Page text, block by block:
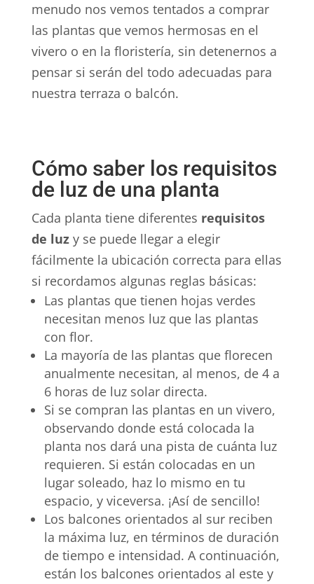
menudo nos vemos tentados a comprar
las plantas que vemos hermosas en el
vivero o en la floristería, sin detenernos a
pensar si serán del todo adecuadas para
nuestra terraza o balcón.
Cómo saber los requisitos
de luz de una planta
Cada planta tiene diferentes requisitos
de luzy se puede llegar a elegir
fácilmente la ubicación correcta para ellas
si recordamos algunas reglas básicas:
Las plantas que tienen hojas verdes
necesitan menos luz que las plantas
con flor.
La mayoría de las plantas que florecen
anualmente necesitan, al menos, de 4 a
6 horas de luz solar directa.
Si se compran las plantas en un vivero,
observando donde está colocada la
planta nos dará una pista de cuánta luz
requieren. Si están colocadas en un
lugar soleado, haz lo mismo en tu
espacio, y viceversa. ¡Así de sencillo!
Los balcones orientados al sur reciben
la máxima luz, en términos de duración
de tiempo e intensidad. A continuación,
están los balcones orientados al este y